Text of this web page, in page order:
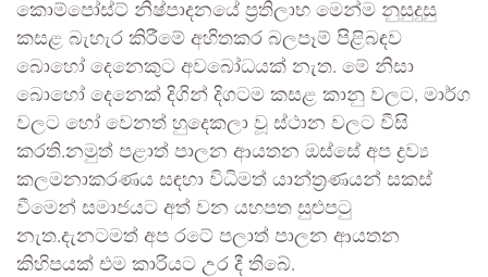
කොම්පෝස්ට් නිෂ්පාදනයේ ප්‍රතිලාභ මෙන්ම නුසුදුසු
කසළ බැහැර කිරීමේ අහිතකර බලපෑම් පිළිබඳව
බොහෝ දෙනෙකුට අවබෝධයක් නැත. මේ නිසා
බොහෝ දෙනෙක් දිගින් දිගටම කසළ කානු වලට, මාර්ග
වලට හෝ වෙනත් හුදෙකලා වූ ස්ථාන වලට වීසි
කරති.නමුත් පළාත් පාලන ආයතන ඔස්සේ අප ද්‍රව්‍ය
කලමනාකරණය සඳහා විධිමත් යාන්ත්‍රණයන් සකස්
වීමෙන් සමාජයට අත් වන යහපත සුළුපටු
නැත.දැනටමත් අප රටේ පලාත් පාලන ආයතන
කිහිපයක් එම කාරියට උර දී තිබේ.